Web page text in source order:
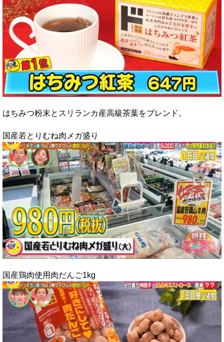
はちみつ粉末とスリランカ産高級茶葉をブレンド。
国産若とりむね肉メガ盛り
国産鶏肉使用肉だんご1kg